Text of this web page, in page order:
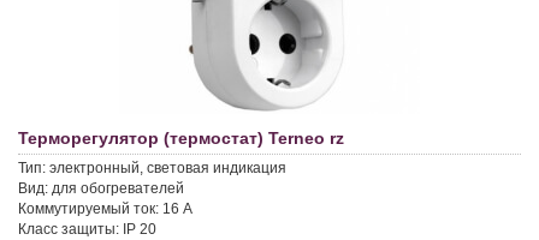
Терморегулятор (термостат) Terneo rz
Тип: электронный, световая индикация
Вид: для обогревателей
Коммутируемый ток: 16 A
Класс защиты: IP 20